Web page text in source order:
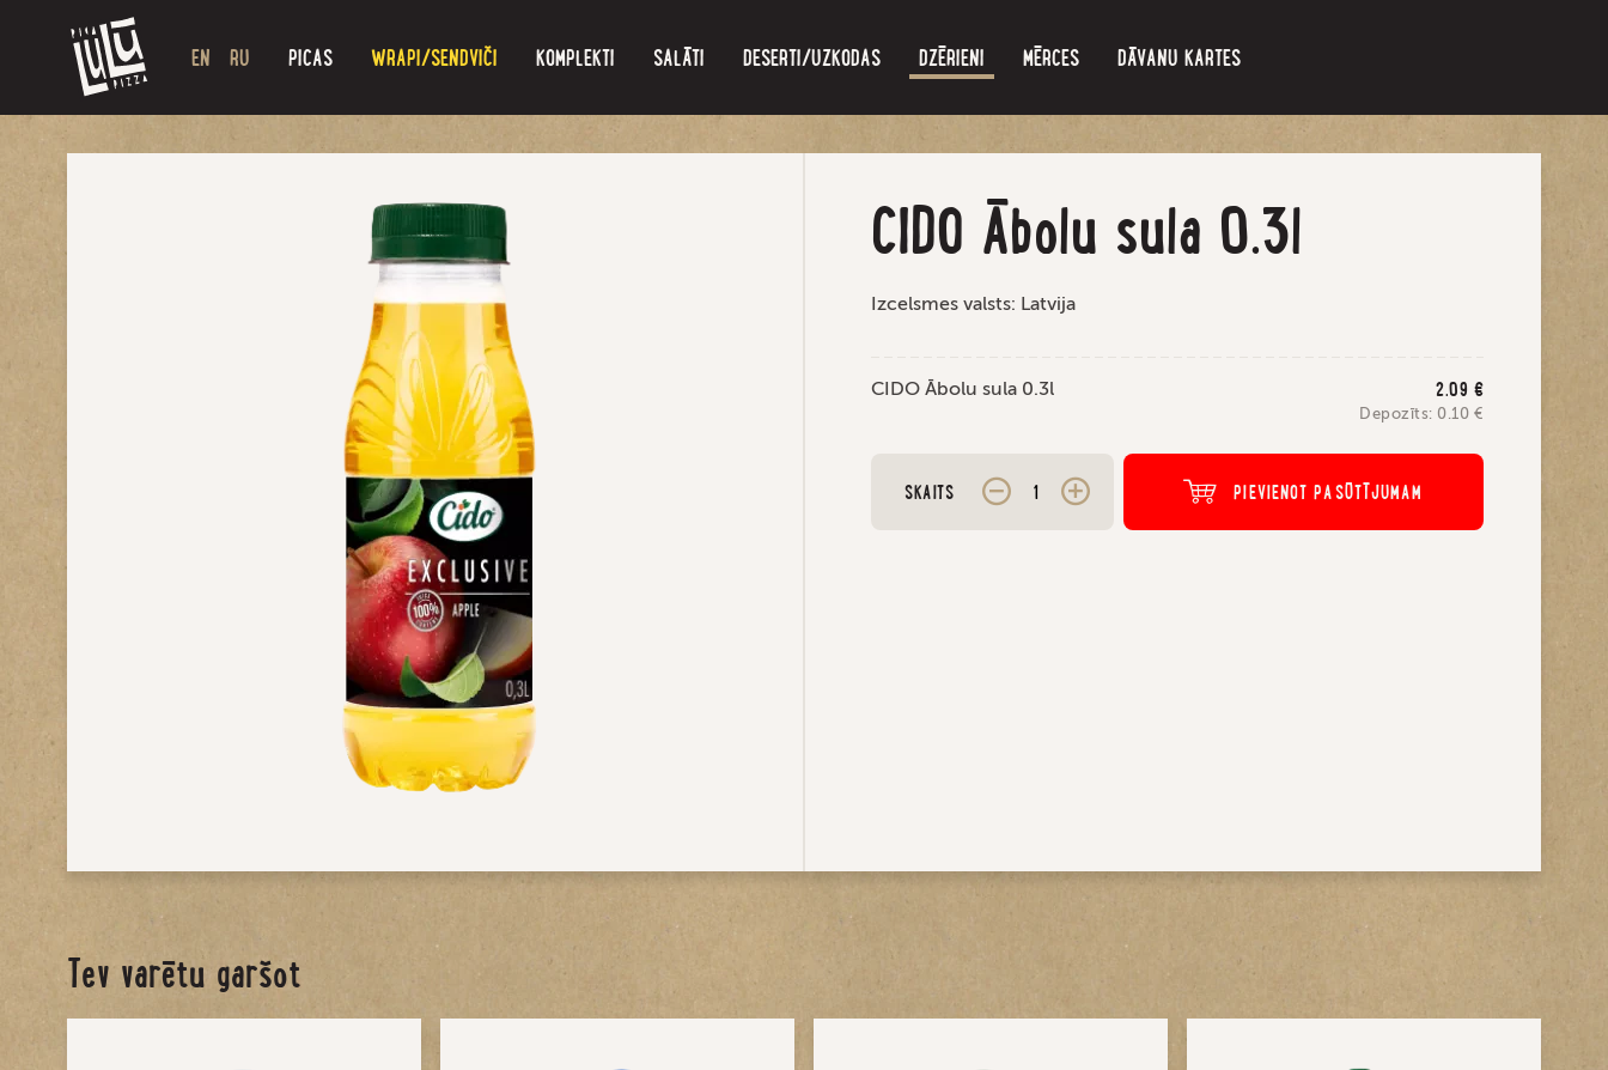
EN RU PICAS WRAPI/SENDVIČI KOMPLEKTI SALĀTI DESERTI/UZKODAS DZĒRIENI MĒRCES DĀVANU KARTES
CIDO Ābolu sula 0.3l
Izcelsmes valsts: Latvija
2.09 €
Depozīts: 0.10 €
CIDO Ābolu sula 0.3l
SKAITS PIEVIENOT PASŪTĪJUMAM
Tev varētu garšot